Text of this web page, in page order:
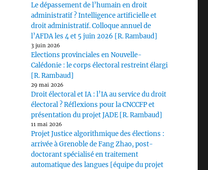
Le dépassement de l’humain en droit
administratif ? Intelligence artificielle et
droit administratif. Colloque annuel de
l’AFDA les 4 et 5 juin 2026 [R. Rambaud]
3 juin 2026
Elections provinciales en Nouvelle-
Calédonie : le corps électoral restreint élargi
[R. Rambaud]
29 mai 2026
Droit électoral et IA : l’IA au service du droit
électoral ? Réflexions pour la CNCCFP et
présentation du projet JADE [R. Rambaud]
11 mai 2026
Projet Justice algorithmique des élections :
arrivée à Grenoble de Fang Zhao, post-
doctorant spécialisé en traitement
automatique des langues [équipe du projet